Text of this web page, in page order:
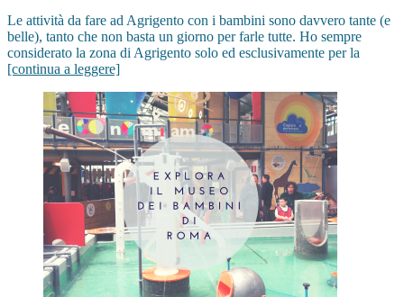
Le attività da fare ad Agrigento con i bambini sono davvero tante (e
belle), tanto che non basta un giorno per farle tutte. Ho sempre
considerato la zona di Agrigento solo ed esclusivamente per la
[continua a leggere]